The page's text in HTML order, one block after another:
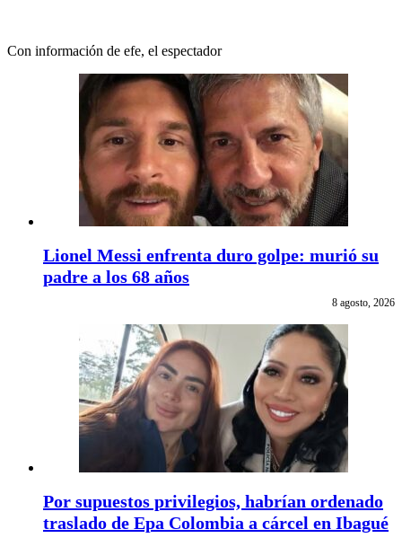
Con información de efe, el espectador
Lionel Messi enfrenta duro golpe: murió su
padre a los 68 años
8 agosto, 2026
Por supuestos privilegios, habrían ordenado
traslado de Epa Colombia a cárcel en Ibagué